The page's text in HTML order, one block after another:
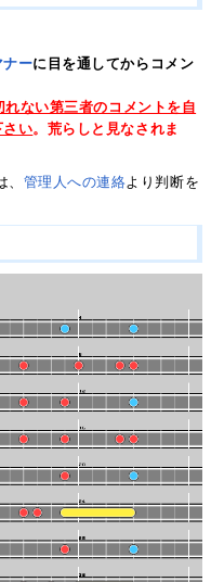
ナーに目を通してからコメン
れない第三者のコメントを自
さい。荒らしと見なされま
管理人への連絡より判断を